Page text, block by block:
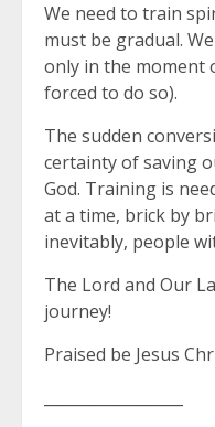
We need to train
must be gradual.
only in the moment
forced to do so).
The sudden
certainty of saving
God. Training is
at a time, brick by
inevitably, people
The Lord and Our
journey!
Praised be Jesus